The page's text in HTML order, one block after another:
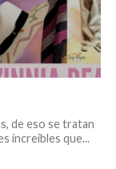
de eso se tratan
increibles que...